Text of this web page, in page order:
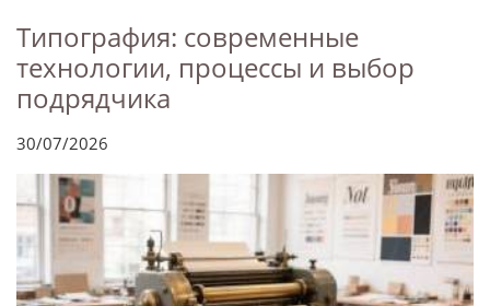
Типография: современные
технологии, процессы и выбор
подрядчика
30/07/2026